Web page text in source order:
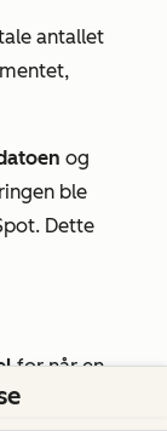
antallet
og
ble
Dette
for når en
angitt